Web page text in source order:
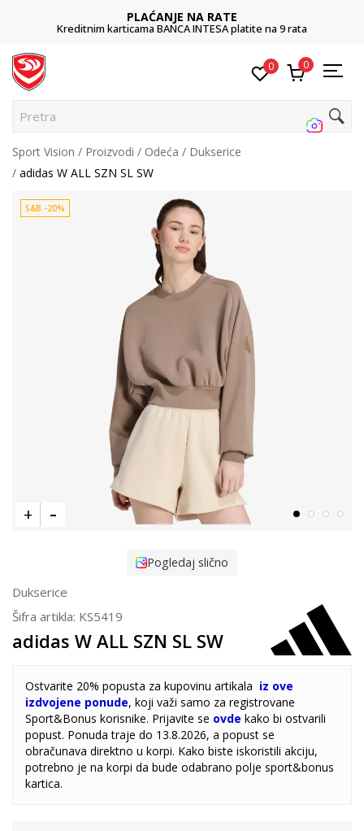
na 9 rata 011 422 1422
0 0
Pretraži s
Sport Vision Proizvodi Odeća
Dukserice
adidas W ALL SZN SL SW
S&B -20%
Pogledaj slično
Dukserice
Šifra artikla: KS5419
adidas W ALL SZN SL SW
Ostvarite 20% popusta za kupovinu artikala iz ove
izdvojene ponude, koji važi samo za registrovane
Sport&Bonus korisnike. Prijavite se ovde kako bi ostvarili
popust. Ponuda traje do 13.8.2026, a popust se
obračunava direktno u korpi. Kako biste iskoristili akciju,
potrebno je na korpi da bude odabrano polje sport&bonus
kartica.